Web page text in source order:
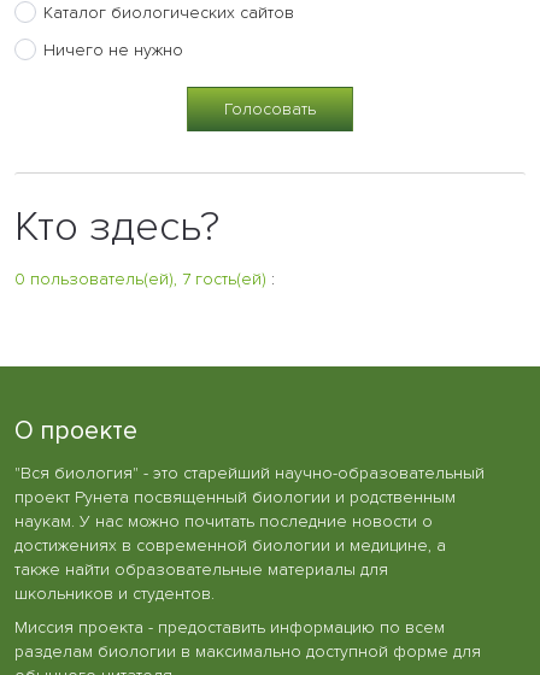
Каталог биологических сайтов
Ничего не нужно
Кто здесь?
0 пользователь(ей), 7 гость(ей) :
О проекте
"Вся биология" - это старейший научно-образовательный
проект Рунета посвященный биологии и родственным
наукам. У нас можно почитать последние новости о
достижениях в современной биологии и медицине, а
также найти образовательные материалы для
школьников и студентов.
Миссия проекта - предоставить информацию по всем
разделам биологии в максимально доступной форме для